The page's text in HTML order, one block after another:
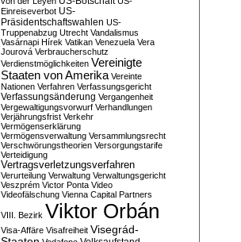
Einreiseverbot US-
Präsidentschaftswahlen US-
Truppenabzug Utrecht Vandalismus
Vasárnapi Hírek Vatikan Venezuela Vera
Jourová Verbraucherschutz
Verdienstmöglichkeiten Vereinigte
Staaten von Amerika Vereinte
Nationen Verfahren Verfassungsgericht
Verfassungsänderung Vergangenheit
Vergewaltigungsvorwurf Verhandlungen
Verjährungsfrist Verkehr
Vermögenserklärung
Vermögensverwaltung Versammlungsrecht
Verschwörungstheorien Versorgungstarife
Verteidigung
Vertragsverletzungsverfahren
Verurteilung Verwaltung Verwaltungsgericht
Veszprém Victor Ponta Video
Videofälschung Vienna Capital Partners
VIII. Bezirk Viktor Orbán
Visa-Affäre Visafreiheit Visegrád-